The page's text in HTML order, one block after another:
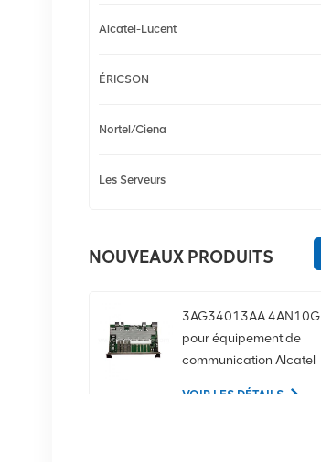
Alcatel-Lucent
ÉRICSON
Nortel/Ciena
Les Serveurs
NOUVEAUX PRODUITS
3AG34013AA 4AN10G
pour équipement de
communication Alcatel
VOIR LES DÉTAILS